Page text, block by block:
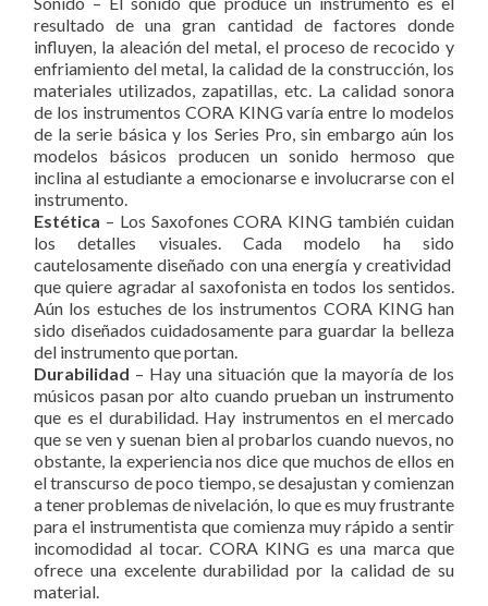
resultado de una gran cantidad de factores donde
influyen, la aleación del metal, el proceso de recocido y
enfriamiento del metal, la calidad de la construcción, los
materiales utilizados, zapatillas, etc. La calidad sonora
de los instrumentos CORA KING varía entre lo modelos
de la serie básica y los Series Pro, sin embargo aún los
modelos básicos producen un sonido hermoso que
inclina al estudiante a emocionarse e involucrarse con el
instrumento.
Estética – Los Saxofones CORA KING también cuidan
los detalles visuales. Cada modelo ha sido
cautelosamente diseñado con una energía y creatividad
que quiere agradar al saxofonista en todos los sentidos.
Aún los estuches de los instrumentos CORA KING han
sido diseñados cuidadosamente para guardar la belleza
del instrumento que portan.
Durabilidad – Hay una situación que la mayoría de los
músicos pasan por alto cuando prueban un instrumento
que es el durabilidad. Hay instrumentos en el mercado
que se ven y suenan bien al probarlos cuando nuevos, no
obstante, la experiencia nos dice que muchos de ellos en
el transcurso de poco tiempo, se desajustan y comienzan
a tener problemas de nivelación, lo que es muy frustrante
para el instrumentista que comienza muy rápido a sentir
incomodidad al tocar. CORA KING es una marca que
ofrece una excelente durabilidad por la calidad de su
material.